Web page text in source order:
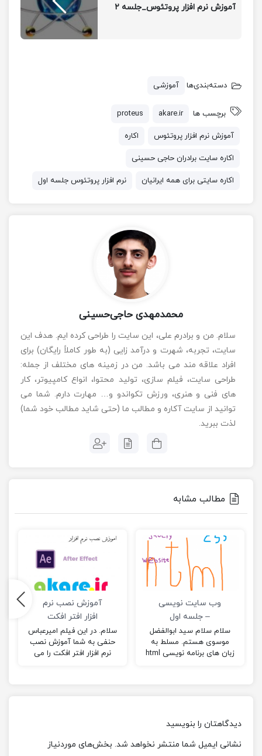
آموزش نرم افزار پروتئوس_جلسه ۲
دسته‌بندی‌ها آموزشی
برچسب ها akare.ir
proteus
آموزش نرم افزار پروتئوس اکاره
اکاره سایت برادران حاجی حسینی
اکاره سایتی برای همه ایرانیان نرم افزار پروتئوس جلسه اول
محمدمهدی حاجی‌حسینی
سلام. من و برادرم علی، این سایت را طراحی کرده ایم. هدف این
سایت، تجربه، شهرت و درآمد زایی (به طور کاملاً رایگان) برای
افراد علاقه مند می باشد. من در زمینه های مختلف از جمله:
طراحی سایت، فیلم سازی، تولید محتوا، انواع کامپیوتر، کار
های فنی و هنری، ورزش تکواندو و… مهارت دارم. شما می
توانید از سایت آکاره و مطالب ما (حتی شاید مطالب خود شما)
لذت ببرید.
مطالب مشابه
وب سایت نویسی
– جلسه اول
سلام سلام سید ابوالفضل
موسوی هستم. مسلط به
زبان های برنامه نویسی html
آموزش نصب نرم
افزار افتر افکت
سلام. در این فیلم امیرعباس
حنفی به شما آموزش نصب
نرم افزار افتر افکت را می
دیدگاهتان را بنویسید
نشانی ایمیل شما منتشر نخواهد شد. بخش‌های موردنیاز